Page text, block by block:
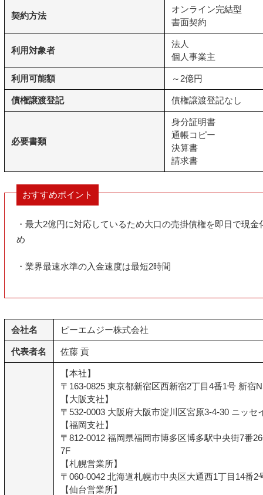
契約方法
オンライン完結型
書面契約
利用対象者
法人
個人事業主
利用可能額 ～2億円
債権譲渡登記 債権譲渡登記なし
必要書類
身分証明書
通帳コピー
決算書
請求書
おすすめポイント
・最大2億円に対応しているため大口の売掛債権を即日で現
め
・業界最速水準の入金速度は最短2時間
会社名 ピーエムジー株式会社
代表者名 佐藤 貢
【本社】
〒163-0825 東京都新宿区西新宿2丁目4番1号 新宿
【大阪支社】
〒532-0003 大阪府大阪市淀川区宮原3-4-30 ニッセ
【福岡支社】
〒812-0012 福岡県福岡市博多区博多駅中央街7番
7F
【札幌営業所】
〒060-0042 北海道札幌市中央区大通西1丁目14番2
【仙台営業所】